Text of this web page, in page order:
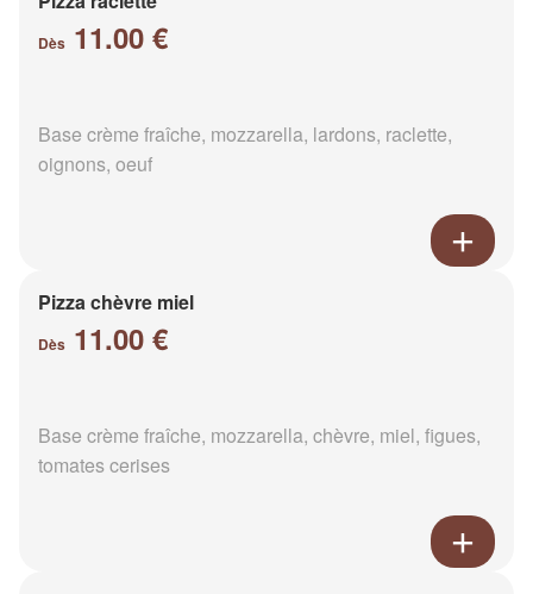
Dès 11.00 €
Base crème fraîche, mozzarella, lardons, raclette,
oignons, oeuf
Pizza chèvre miel
Dès 11.00 €
Base crème fraîche, mozzarella, chèvre, miel, figues,
tomates cerises